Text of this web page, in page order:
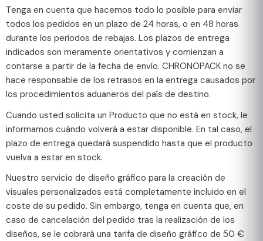
Tenga en cuenta que hacemos todo lo posible para enviar
todos los pedidos en un plazo de 24 horas, o en 48 horas
durante los períodos de rebajas. Los plazos de entrega
indicados son meramente orientativos y comienzan a
contarse a partir de la fecha de envío. CHRONOPACK no se
hace responsable de los retrasos en la entrega causados por
los procedimientos aduaneros del país de destino.
Cuando usted solicita un Producto que no está en stock, le
informamos cuándo volverá a estar disponible. En tal caso, el
plazo de entrega quedará suspendido hasta que el producto
vuelva a estar en stock.
Nuestro servicio de diseño gráfico para la creación de
visuales personalizados está completamente incluido en el
coste de su pedido. Sin embargo, tenga en cuenta que, en
caso de cancelación del pedido tras la realización de los
diseños, se le cobrará una tarifa de diseño gráfico de 50 €